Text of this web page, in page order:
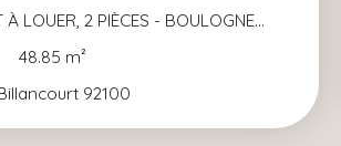
À LOUER, 2 PIÈCES - BOULOGNE
92100
48.85 m²
92100